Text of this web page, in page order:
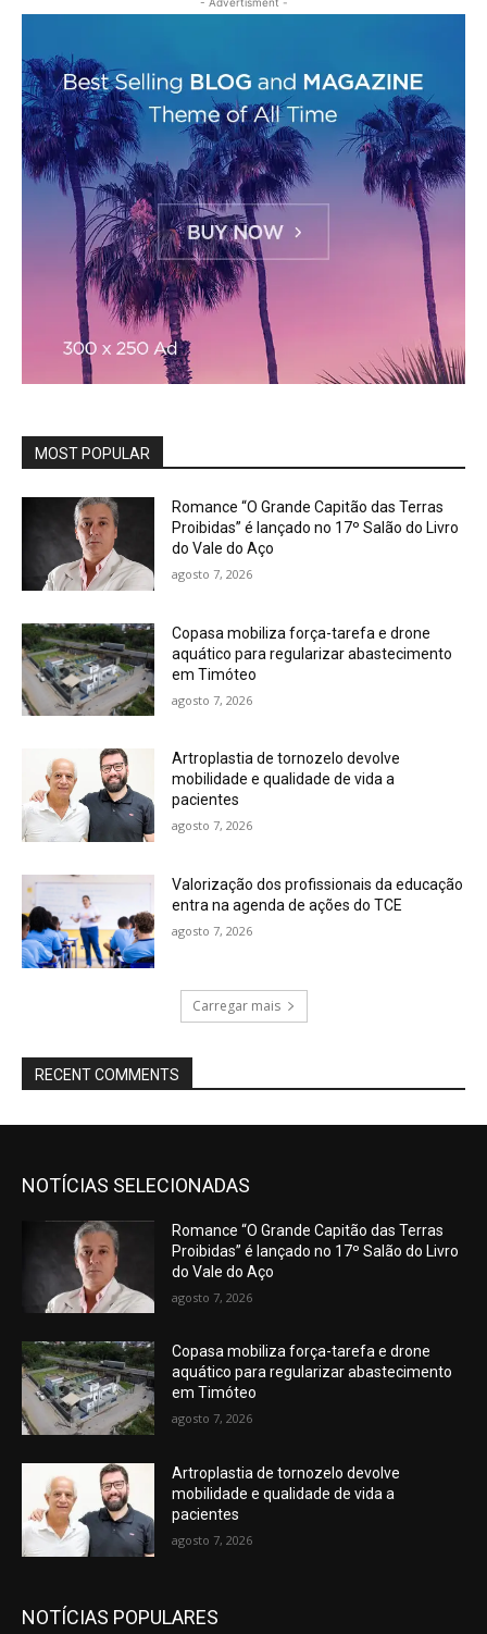
MOST POPULAR
Romance “O Grande Capitão das Terras
Proibidas” é lançado no 17º Salão do Livro
do Vale do Aço
agosto 7, 2026
Copasa mobiliza força-tarefa e drone
aquático para regularizar abastecimento
em Timóteo
agosto 7, 2026
Artroplastia de tornozelo devolve
mobilidade e qualidade de vida a
pacientes
agosto 7, 2026
Valorização dos profissionais da educação
entra na agenda de ações do TCE
agosto 7, 2026
Carregar mais
RECENT COMMENTS
NOTÍCIAS SELECIONADAS
Romance “O Grande Capitão das Terras
Proibidas” é lançado no 17º Salão do Livro
do Vale do Aço
agosto 7, 2026
Copasa mobiliza força-tarefa e drone
aquático para regularizar abastecimento
em Timóteo
agosto 7, 2026
Artroplastia de tornozelo devolve
mobilidade e qualidade de vida a
pacientes
agosto 7, 2026
NOTÍCIAS POPULARES